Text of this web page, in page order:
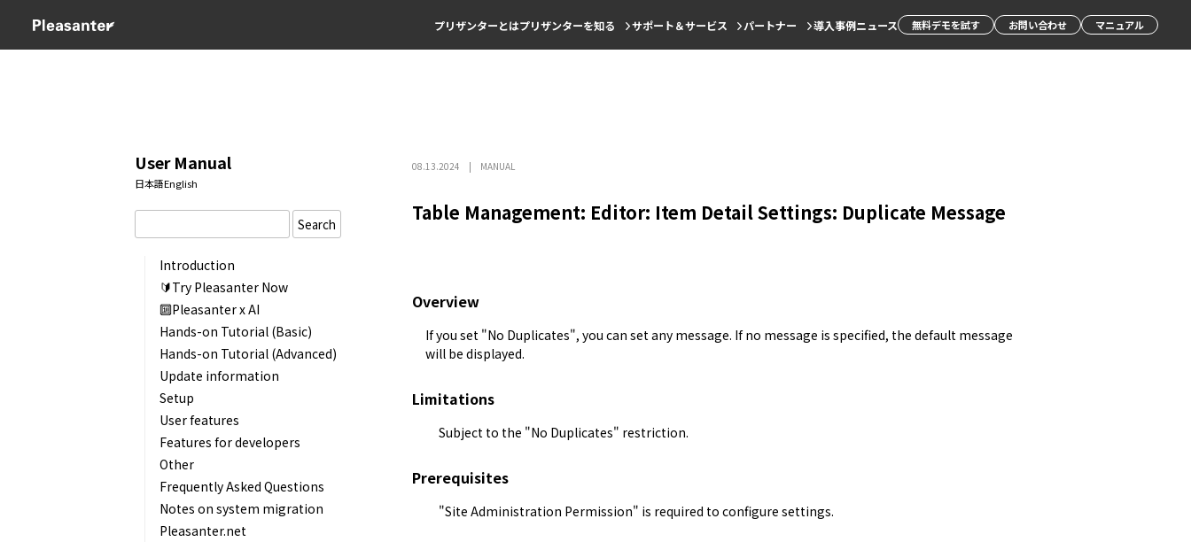
プリザンターとはプリザンターを知る サポート＆サービス パートナー 導入事例ニュース 無料デモを試す お問い合わせ マニュアル
User Manual
日本語English
Search
Introduction
🔰Try Pleasanter Now
🔟Pleasanter x AI
Hands-on Tutorial (Basic)
Hands-on Tutorial (Advanced)
Update information
Setup
User features
Features for developers
Other
Frequently Asked Questions
Notes on system migration
Pleasanter.net
08.13.2024 MANUAL
Table Management: Editor: Item Detail Settings: Duplicate Message
Overview
If you set "No Duplicates", you can set any message. If no message is specified, the default message
will be displayed.
Limitations
Subject to the "No Duplicates" restriction.
Prerequisites
"Site Administration Permission" is required to configure settings.